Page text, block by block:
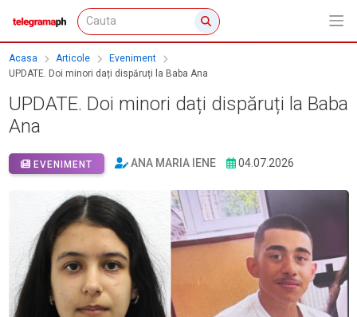
Acasa Articole
Eveniment
UPDATE. Doi minori dați dispăruți la Baba Ana
UPDATE. Doi minori dați dispăruți la Baba
Ana
EVENIMENT ANA MARIA IENE 04.07.2026